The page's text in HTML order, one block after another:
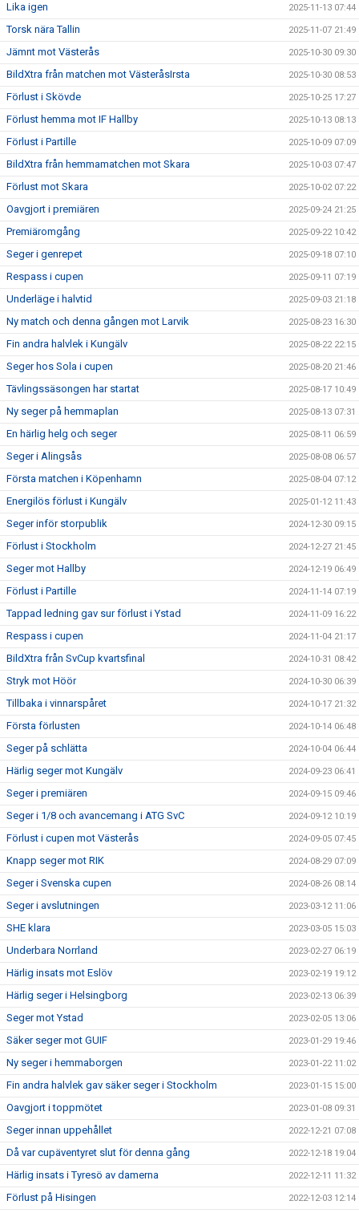
Lika igen 2025-11-13 07:44
Torsk nära Tallin 2025-11-07 21:49
Jämnt mot Västerås 2025-10-30 09:30
BildXtra från matchen mot VästeråsIrsta 2025-10-30 08:53
Förlust i Skövde 2025-10-25 17:27
Förlust hemma mot IF Hallby 2025-10-13 08:13
Förlust i Partille 2025-10-09 07:09
BildXtra från hemmamatchen mot Skara 2025-10-03 07:47
Förlust mot Skara 2025-10-02 07:22
Oavgjort i premiären 2025-09-24 21:25
Premiäromgång 2025-09-22 10:42
Seger i genrepet 2025-09-18 07:10
Respass i cupen 2025-09-11 07:19
Underläge i halvtid 2025-09-03 21:18
Ny match och denna gången mot Larvik 2025-08-23 16:30
Fin andra halvlek i Kungälv 2025-08-22 22:15
Seger hos Sola i cupen 2025-08-20 21:46
Tävlingssäsongen har startat 2025-08-17 10:49
Ny seger på hemmaplan 2025-08-13 07:31
En härlig helg och seger 2025-08-11 06:59
Seger i Alingsås 2025-08-08 06:57
Första matchen i Köpenhamn 2025-08-04 07:12
Energilös förlust i Kungälv 2025-01-12 11:43
Seger inför storpublik 2024-12-30 09:15
Förlust i Stockholm 2024-12-27 21:45
Seger mot Hallby 2024-12-19 06:49
Förlust i Partille 2024-11-14 07:19
Tappad ledning gav sur förlust i Ystad 2024-11-09 16:22
Respass i cupen 2024-11-04 21:17
BildXtra från SvCup kvartsfinal 2024-10-31 08:42
Stryk mot Höör 2024-10-30 06:39
Tillbaka i vinnarspåret 2024-10-17 21:32
Första förlusten 2024-10-14 06:48
Seger på schlätta 2024-10-04 06:44
Härlig seger mot Kungälv 2024-09-23 06:41
Seger i premiären 2024-09-15 09:46
Seger i 1/8 och avancemang i ATG SvC 2024-09-12 10:19
Förlust i cupen mot Västerås 2024-09-05 07:45
Knapp seger mot RIK 2024-08-29 07:09
Seger i Svenska cupen 2024-08-26 08:14
Seger i avslutningen 2023-03-12 11:06
SHE klara 2023-03-05 15:03
Underbara Norrland 2023-02-27 06:19
Härlig insats mot Eslöv 2023-02-19 19:12
Härlig seger i Helsingborg 2023-02-13 06:39
Seger mot Ystad 2023-02-05 13:06
Säker seger mot GUIF 2023-01-29 19:46
Ny seger i hemmaborgen 2023-01-22 11:02
Fin andra halvlek gav säker seger i Stockholm 2023-01-15 15:00
Oavgjort i toppmötet 2023-01-08 09:31
Seger innan uppehållet 2022-12-21 07:08
Då var cupäventyret slut för denna gång 2022-12-18 19:04
Härlig insats i Tyresö av damerna 2022-12-11 11:32
Förlust på Hisingen 2022-12-03 12:14